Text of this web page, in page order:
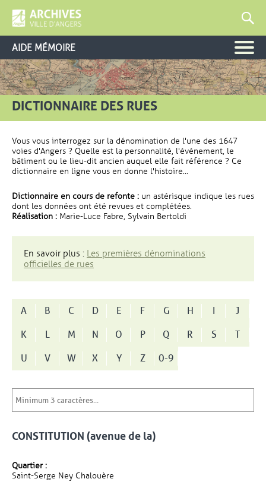
AIDE MÉMOIRE
DICTIONNAIRE DES RUES
Vous vous interrogez sur la dénomination de l'une des 1647
voies d'Angers ? Quelle est la personnalité, l'événement, le
bâtiment ou le lieu-dit ancien auquel elle fait référence ? Ce
dictionnaire en ligne vous en donne l'histoire...
Dictionnaire en cours de refonte : un astérisque indique les rues
dont les données ont été revues et complétées.
Réalisation : Marie-Luce Fabre, Sylvain Bertoldi
En savoir plus : Les premières dénominations
officielles de rues
A B C D E F G H I
J
K
L M N O P Q R S
T
U
V W X Y Z 0-9
CONSTITUTION (avenue de la)
Quartier :
Saint-Serge Ney Chalouère